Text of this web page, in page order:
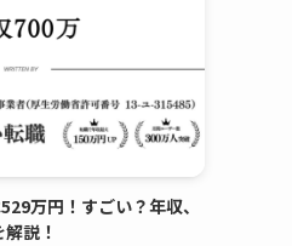
万円！すごい？年収、
説！